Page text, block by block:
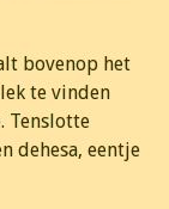
bovenop het
te vinden
Tenslotte
dehesa, eentje